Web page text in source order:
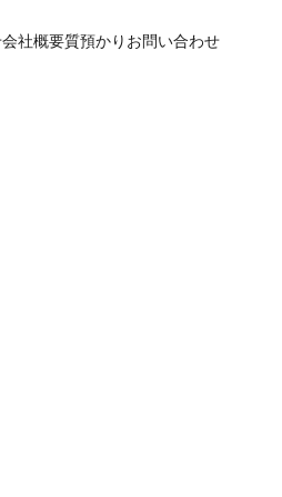
会社概要質預かり お問い合わせ